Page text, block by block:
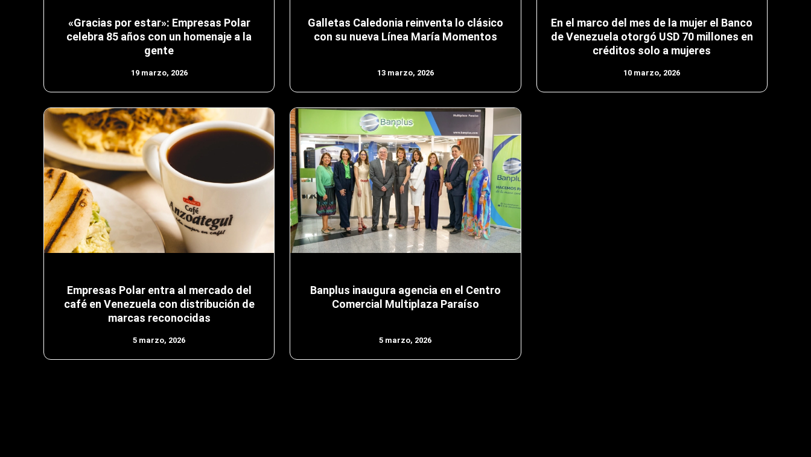
«Gracias por estar»: Empresas Polar
celebra 85 años con un homenaje a la
gente
19 marzo, 2026
Galletas Caledonia reinventa lo clásico
con su nueva Línea María Momentos
13 marzo, 2026
En el marco del mes de la mujer el Banco
de Venezuela otorgó USD 70 millones en
créditos solo a mujeres
10 marzo, 2026
Empresas Polar entra al mercado del
café en Venezuela con distribución de
marcas reconocidas
5 marzo, 2026
Banplus inaugura agencia en el Centro
Comercial Multiplaza Paraíso
5 marzo, 2026